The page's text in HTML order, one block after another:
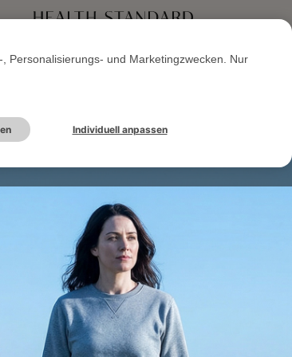
Personalisierungs- und Marketingzwecken. Nur
Individuell anpassen